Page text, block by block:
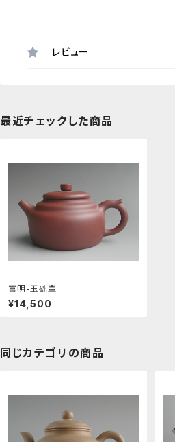
レビュー
最近チェックした商品
富明-玉础壷
¥14,500
同じカテゴリの商品